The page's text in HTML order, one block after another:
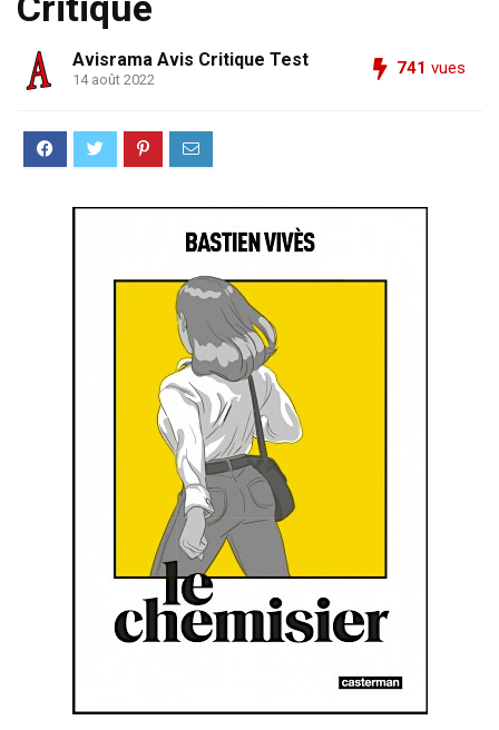
Avisrama Avis Critique Test
14 août 2022
741 vues